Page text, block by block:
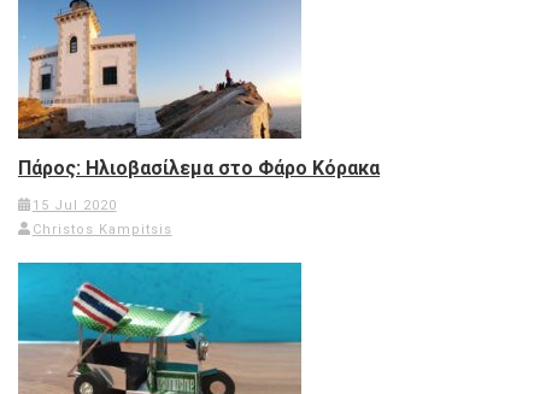
Πάρος: Ηλιοβασίλεμα στο Φάρο Κόρακα
15 Jul 2020
Christos Kampitsis